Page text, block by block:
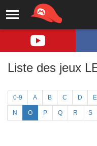
Liste des jeux
0-9 A B C D E
N O P Q R S